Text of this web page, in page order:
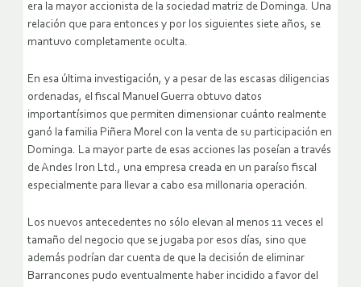
era la mayor accionista de la sociedad matriz de Dominga. Una
relación que para entonces y por los siguientes siete años, se
mantuvo completamente oculta.
En esa última investigación, y a pesar de las escasas diligencias
ordenadas, el fiscal Manuel Guerra obtuvo datos
importantísimos que permiten dimensionar cuánto realmente
ganó la familia Piñera Morel con la venta de su participación en
Dominga. La mayor parte de esas acciones las poseían a través
de Andes Iron Ltd., una empresa creada en un paraíso fiscal
especialmente para llevar a cabo esa millonaria operación.
Los nuevos antecedentes no sólo elevan al menos 11 veces el
tamaño del negocio que se jugaba por esos días, sino que
además podrían dar cuenta de que la decisión de eliminar
Barrancones pudo eventualmente haber incidido a favor del